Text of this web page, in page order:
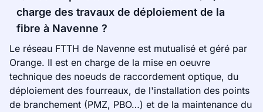
charge des travaux de déploiement de la
fibre à Navenne ?
Le réseau FTTH de Navenne est mutualisé et géré par
Orange. Il est en charge de la mise en oeuvre
technique des noeuds de raccordement optique, du
déploiement des fourreaux, de l'installation des points
de branchement (PMZ, PBO…) et de la maintenance du